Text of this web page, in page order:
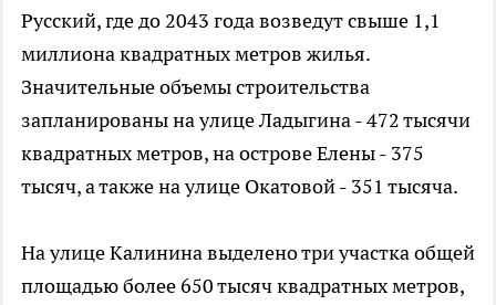
Русский, где до 2043 года возведут свыше 1,1
миллиона квадратных метров жилья.
Значительные объемы строительства
запланированы на улице Ладыгина - 472 тысячи
квадратных метров, на острове Елены - 375
тысяч, а также на улице Окатовой - 351 тысяча.
На улице Калинина выделено три участка общей
площадью более 650 тысяч квадратных метров,